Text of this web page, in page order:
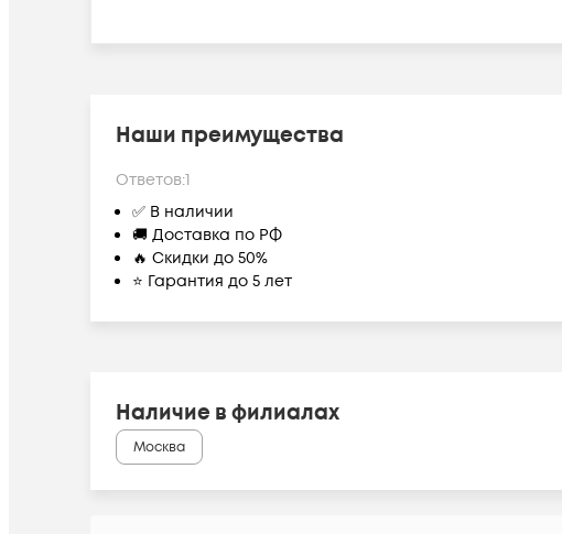
Наши преимущества
Ответов:1
✅ В наличии
🚚 Доставка по РФ
🔥 Скидки до 50%
⭐ Гарантия до 5 лет
Наличие в филиалах
Москва